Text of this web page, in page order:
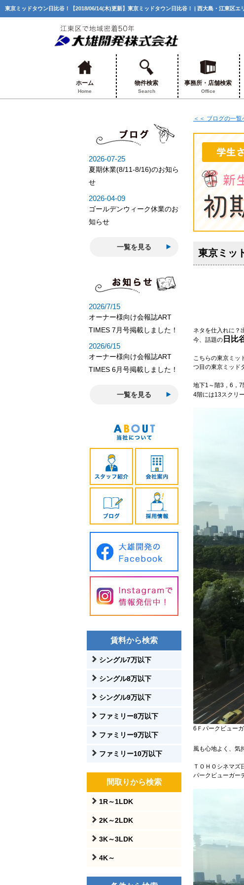
東京ミッドタウン日比谷！【2018/06/14(木)更新】東京ミッドタウン日比谷！ | 西大島・江東区エ
ホーム
Home
物件検索
Search
事務所・店舗検索
Office
＜＜ ブログの一覧
東京ミッ
ネタを仕入れに？
今、話題の 日比
こちらの東京ミッ
つ目の東京ミッド
地下1～階3，6，7
4階には13スクリ
6Ｆパークビュー
風も心地よく、気
ＴＯＨＯシネマズ
パークビューガー
一覧を見る
一覧を見る
賃料から検索
シングル7万以下
シングル8万以下
シングル9万以下
ファミリー8万以下
ファミリー9万以下
ファミリー10万以下
間取りから検索
1R～1LDK
2K～2LDK
3K～3LDK
4K～